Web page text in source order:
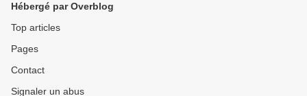
Hébergé par Overblog
Top articles
Pages
Contact
Signaler un abus